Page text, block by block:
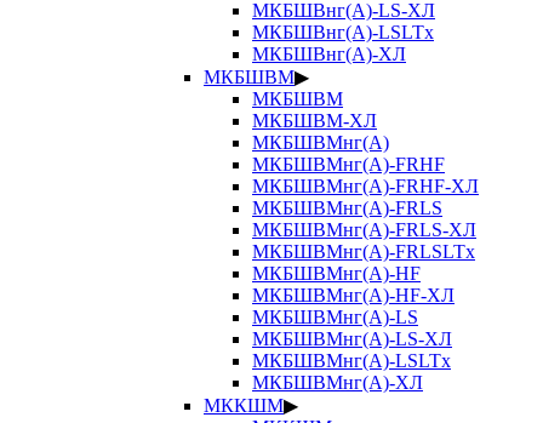
МКБШВнг(А)-LS-ХЛ
МКБШВнг(А)-LSLTx
МКБШВнг(А)-ХЛ
МКБШВМ▶
МКБШВМ
МКБШВМ-ХЛ
МКБШВМнг(А)
МКБШВМнг(А)-FRHF
МКБШВМнг(А)-FRHF-ХЛ
МКБШВМнг(А)-FRLS
МКБШВМнг(А)-FRLS-ХЛ
МКБШВМнг(А)-FRLSLTx
МКБШВМнг(А)-HF
МКБШВМнг(А)-HF-ХЛ
МКБШВМнг(А)-LS
МКБШВМнг(А)-LS-ХЛ
МКБШВМнг(А)-LSLTx
МКБШВМнг(А)-ХЛ
МККШМ▶